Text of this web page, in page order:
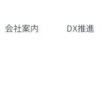
会社案内 DX推進